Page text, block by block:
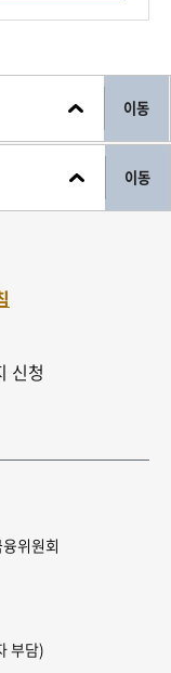
이동
이동
신청
위원회
부담)